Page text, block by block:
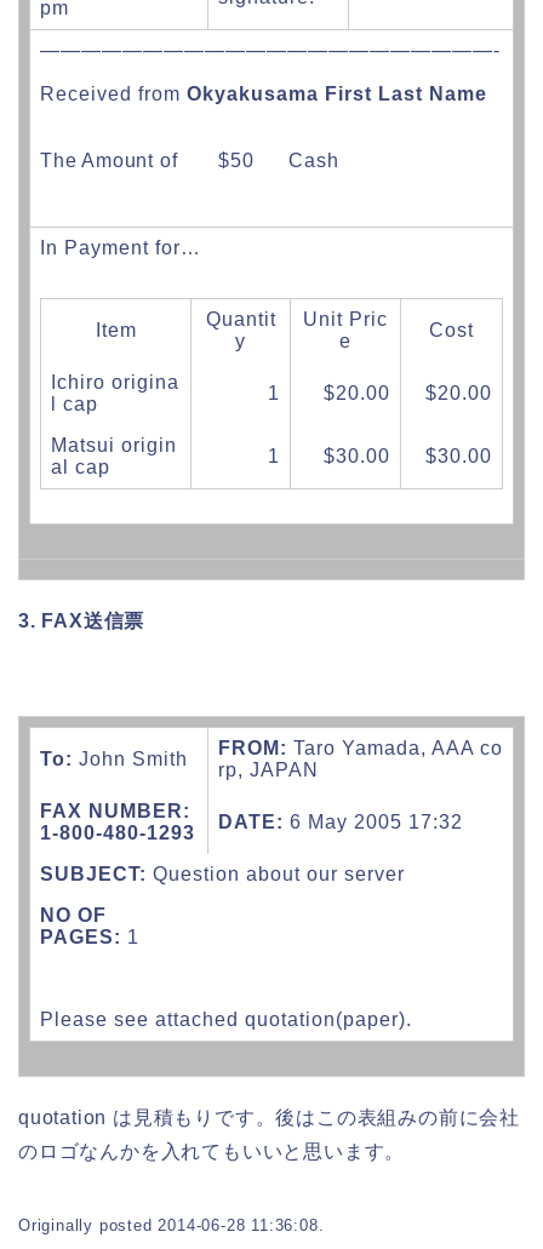
pm
——————————————————————-
Received from Okyakusama First Last Name
The Amount of $50 Cash
In Payment for…
Item
Quantit
y
Unit Pric
e
Cost
Ichiro origina
l cap
1 $20.00 $20.00
Matsui origin
al cap
1 $30.00 $30.00
3. FAX送信票
To: John Smith
FROM: Taro Yamada, AAA co
rp, JAPAN
FAX NUMBER:
1-800-480-1293
DATE: 6 May 2005 17:32
SUBJECT: Question about our server
NO OF
PAGES: 1
Please see attached quotation(paper).
quotation は見積もりです。後はこの表組みの前に会社
のロゴなんかを入れてもいいと思います。
Originally posted 2014-06-28 11:36:08.